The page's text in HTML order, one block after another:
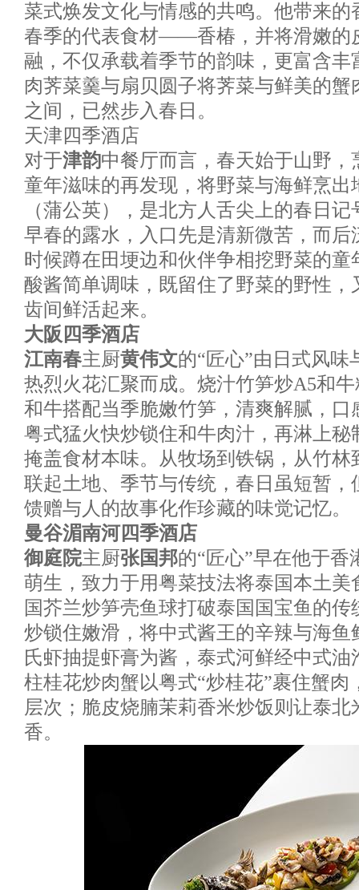
菜式焕发文化与情感的共鸣。他带来
春季的代表食材——香椿，并将滑嫩的
融，不仅承载着季节的韵味，更富含
肉荠菜羹与扇贝圆子将荠菜与鲜美的
之间，已然步入春日。
天津四季酒店
对于津韵中餐厅而言，春天始于山野，
童年滋味的再发现，将野菜与海鲜烹
（蒲公英），是北方人舌尖上的春日
早春的露水，入口先是清新微苦，而
时候蹲在田埂边和伙伴争相挖野菜的
酸酱简单调味，既留住了野菜的野性
齿间鲜活起来。
大阪四季酒店
江南春主厨黄伟文的“匠心”由日式风
热烈火花汇聚而成。烧汁竹笋炒A5和
和牛搭配当季脆嫩竹笋，清爽解腻，
粤式猛火快炒锁住和牛肉汁，再淋上
掩盖食材本味。从牧场到铁锅，从竹
联起土地、季节与传统，春日虽短暂
馈赠与人的故事化作珍藏的味觉记忆。
曼谷湄南河四季酒店
御庭院主厨张国邦的“匠心”早在他于
萌生，致力于用粤菜技法将泰国本土美
国芥兰炒笋壳鱼球打破泰国国宝鱼的
炒锁住嫩滑，将中式酱王的辛辣与海
氏虾抽提虾膏为酱，泰式河鲜经中式
柱桂花炒肉蟹以粤式“炒桂花”裹住蟹肉
层次；脆皮烧腩茉莉香米炒饭则让泰
香。